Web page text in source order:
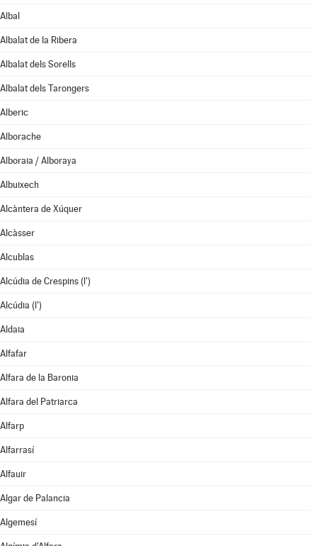
Albal
Albalat de la Ribera
Albalat dels Sorells
Albalat dels Tarongers
Alberic
Alborache
Alboraia / Alboraya
Albuixech
Alcàntera de Xúquer
Alcàsser
Alcublas
Alcúdia de Crespins (l')
Alcúdia (l')
Aldaia
Alfafar
Alfara de la Baronia
Alfara del Patriarca
Alfarp
Alfarrasí
Alfauir
Algar de Palancia
Algemesí